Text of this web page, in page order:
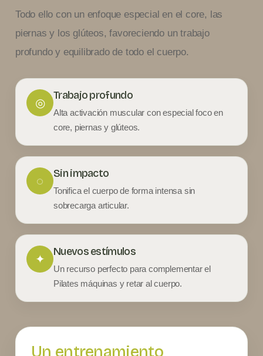
Todo ello con un enfoque especial en el core, las
piernas y los glúteos, favoreciendo un trabajo
profundo y equilibrado de todo el cuerpo.
◎
Trabajo profundo
Alta activación muscular con especial foco en
core, piernas y glúteos.
◌
Sin impacto
Tonifica el cuerpo de forma intensa sin
sobrecarga articular.
✦
Nuevos estímulos
Un recurso perfecto para complementar el
Pilates máquinas y retar al cuerpo.
Un entrenamiento